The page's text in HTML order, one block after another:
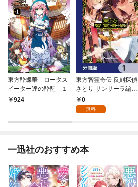
東方酔蝶華 ロータス
イーター達の酔醒 １
924
東方智霊奇伝 反則探偵
さとり サンサーラ編
【分冊版】 1
0
無料
一迅社のおすすめ本